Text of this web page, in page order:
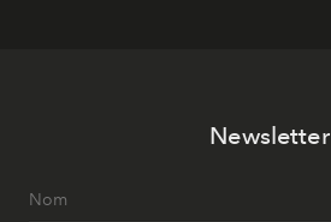
Newsletter